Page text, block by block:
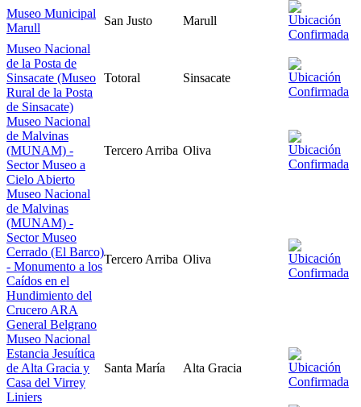
Museo Municipal
Marull
San Justo Marull
Museo Nacional
de la Posta de
Sinsacate (Museo
Rural de la Posta
de Sinsacate)
Totoral Sinsacate
Museo Nacional
de Malvinas
(MUNAM) -
Sector Museo a
Cielo Abierto
Tercero Arriba Oliva
Museo Nacional
de Malvinas
(MUNAM) -
Sector Museo
Cerrado (El Barco)
- Monumento a los
Caídos en el
Hundimiento del
Crucero ARA
General Belgrano
Tercero Arriba Oliva
Museo Nacional
Estancia Jesuítica
de Alta Gracia y
Casa del Virrey
Liniers
Santa María Alta Gracia